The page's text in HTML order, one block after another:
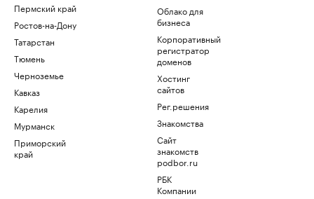
Пермский край
Ростов-на-Дону
Татарстан
Тюмень
Черноземье
Кавказ
Карелия
Мурманск
Приморский
край
Облако для
бизнеса
Корпоративный
регистратор
доменов
Хостинг
сайтов
Рег.решения
Знакомства
Сайт
знакомств
podbor.ru
РБК
Компании